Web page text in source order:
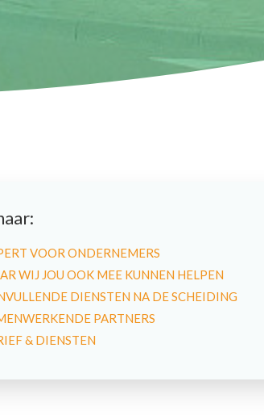
VOOR ONDERNEMERS
WIJ JOU OOK MEE KUNNEN HELPEN
DIENSTEN NA DE SCHEIDING
PARTNERS
& DIENSTEN